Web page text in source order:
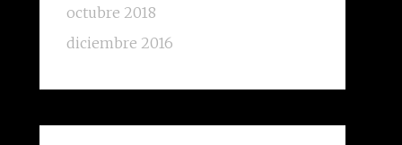
octubre 2018
diciembre 2016